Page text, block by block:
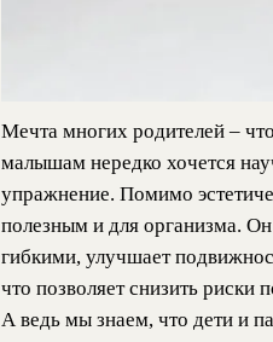
Мечта многих родителей –
малышам нередко хочется
упражнение. Помимо
полезным и для организма.
гибкими, улучшает
что позволяет снизить риски
А ведь мы знаем, что дети и